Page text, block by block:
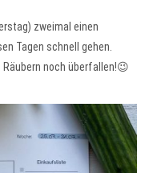
zweimal einen
Tagen schnell gehen.
noch überfallen!😉